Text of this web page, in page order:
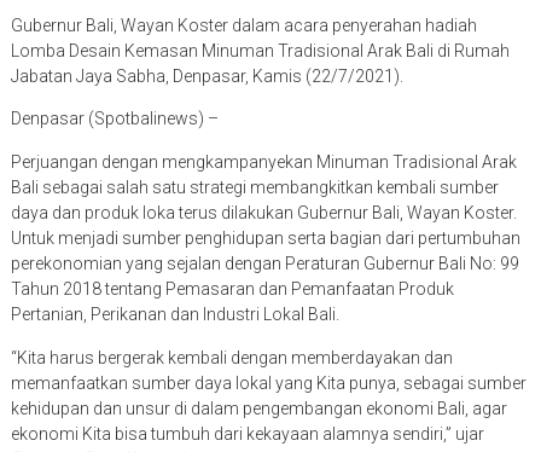
Gubernur Bali, Wayan Koster dalam acara penyerahan hadiah
Lomba Desain Kemasan Minuman Tradisional Arak Bali di Rumah
Jabatan Jaya Sabha, Denpasar, Kamis (22/7/2021).
Denpasar (Spotbalinews) –
Perjuangan dengan mengkampanyekan Minuman Tradisional Arak
Bali sebagai salah satu strategi membangkitkan kembali sumber
daya dan produk loka terus dilakukan Gubernur Bali, Wayan Koster.
Untuk menjadi sumber penghidupan serta bagian dari pertumbuhan
perekonomian yang sejalan dengan Peraturan Gubernur Bali No: 99
Tahun 2018 tentang Pemasaran dan Pemanfaatan Produk
Pertanian, Perikanan dan Industri Lokal Bali.
“Kita harus bergerak kembali dengan memberdayakan dan
memanfaatkan sumber daya lokal yang Kita punya, sebagai sumber
kehidupan dan unsur di dalam pengembangan ekonomi Bali, agar
ekonomi Kita bisa tumbuh dari kekayaan alamnya sendiri,” ujar